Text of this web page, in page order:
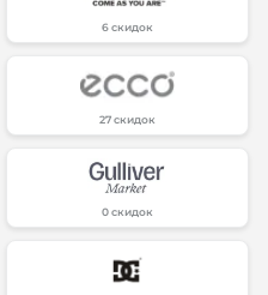
6 скидок
27 скидок
0 скидок